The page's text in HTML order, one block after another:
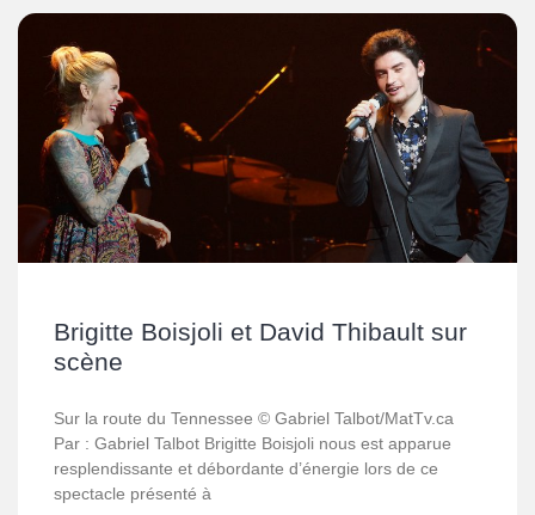
Brigitte Boisjoli et David Thibault sur
scène
Sur la route du Tennessee © Gabriel Talbot/MatTv.ca
Par : Gabriel Talbot Brigitte Boisjoli nous est apparue
resplendissante et débordante d’énergie lors de ce
spectacle présenté à